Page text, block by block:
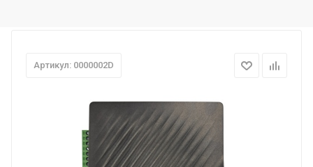
Артикул: 0000002D